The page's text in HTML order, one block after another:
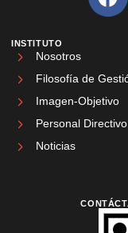
INSTITUTO
Nosotros
Filosofía de
Imagen-Objetivo
Personal Directivo
Noticias